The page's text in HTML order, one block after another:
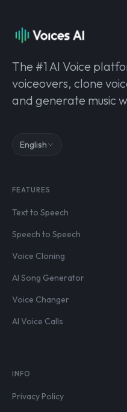
The #1 AI Voice
voiceovers, clone
and generate music
English
FEATURES
Text to Speech
Speech to Speech
Voice Cloning
AI Song Generator
Voice Changer
AI Voice Calls
INFO
Privacy Policy